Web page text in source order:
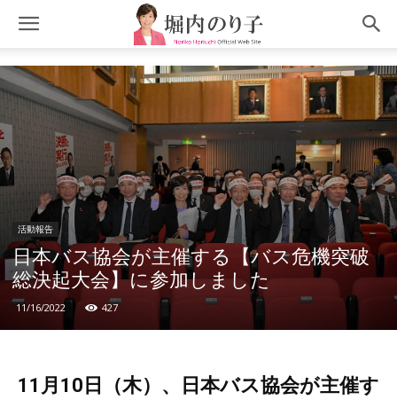
活動報告
日本バス協会が主催する【バス危機突破
総決起大会】に参加しました
11/16/2022 427
11月10日（木）、日本バス協会が主催す